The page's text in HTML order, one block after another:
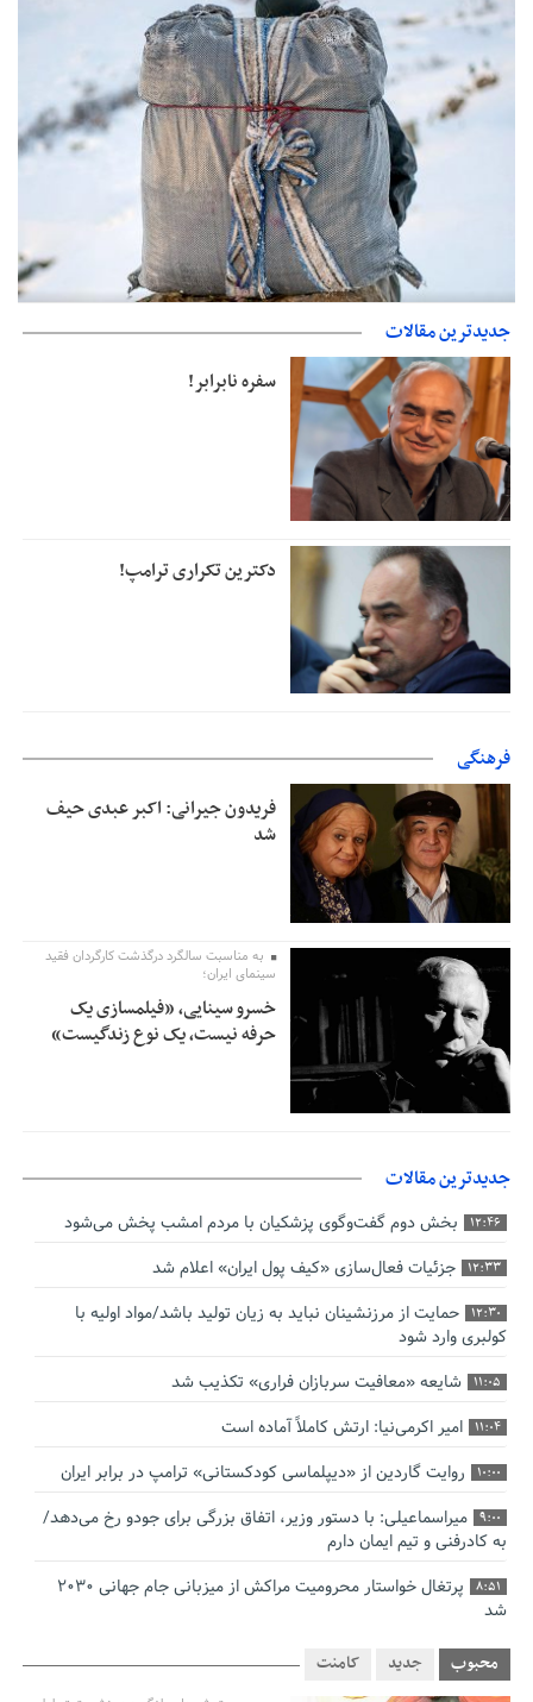
حمایت از مرزنشینان نباید به زیان تولید باشد/مواد اولیه با کولبری
وارد شود
جدیدترین مقالات
سفره نابرابر!
دکترین تکراری ترامپ!
فرهنگی
فریدون جیرانی: اکبر عبدی حیف
شد
به مناسبت سالگرد درگذشت کارگردان فقید
سینمای ایران؛
خسرو سینایی، «فیلمسازی یک
حرفه نیست، یک نوع زندگیست»
جدیدترین مقالات
12:46 بخش دوم گفت‌وگوی پزشکیان با مردم امشب پخش می‌شود
12:33 جزئیات فعال‌سازی «کیف پول ایران» اعلام شد
12:30
حمایت از مرزنشینان نباید به زیان تولید باشد/مواد اولیه با
کولبری وارد شود
11:05 شایعه «معافیت سربازان فراری» تکذیب شد
11:04 امیر اکرمی‌نیا: ارتش کاملاً آماده است
10:00 روایت گاردین از «دیپلماسی کودکستانی» ترامپ در برابر ایران
9:00
میراسماعیلی: با دستور وزیر، اتفاق بزرگی برای جودو رخ می‌دهد/
به کادرفنی و تیم ایمان دارم
8:51
پرتغال خواستار محرومیت مراکش از میزبانی جام جهانی ۲۰۳۰
شد
فریدون جیرانی: اکبر عبدی حیف شدمحبوب جدید کامنت